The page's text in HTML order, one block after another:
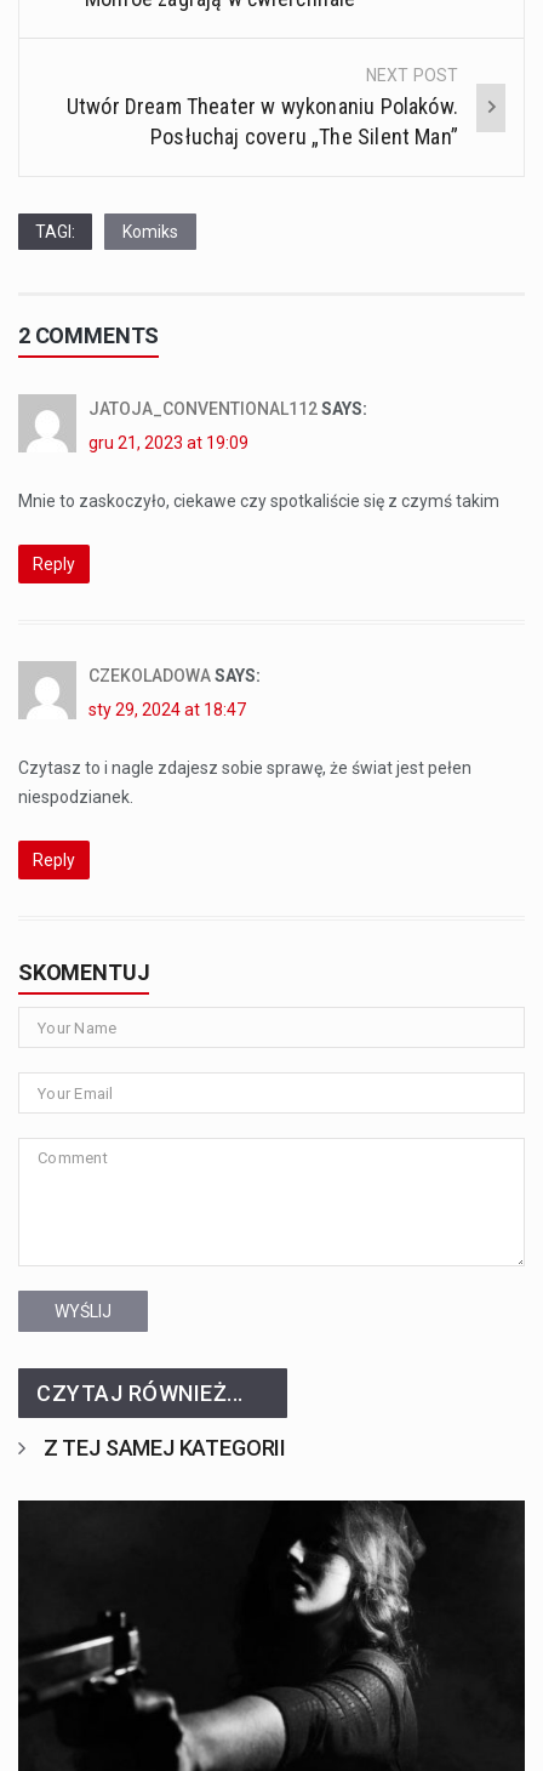
NEXT POST
Utwór Dream Theater w wykonaniu Polaków.
Posłuchaj coveru „The Silent Man”
TAGI: Komiks
2 COMMENTS
JATOJA_CONVENTIONAL112SAYS:
gru 21, 2023 at 19:09
Mnie to zaskoczyło, ciekawe czy spotkaliście się z czymś takim
Reply
CZEKOLADOWASAYS:
sty 29, 2024 at 18:47
Czytasz to i nagle zdajesz sobie sprawę, że świat jest pełen
niespodzianek.
Reply
SKOMENTUJ
WYŚLIJ
CZYTAJ RÓWNIEŻ...
Z TEJ SAMEJ KATEGORII